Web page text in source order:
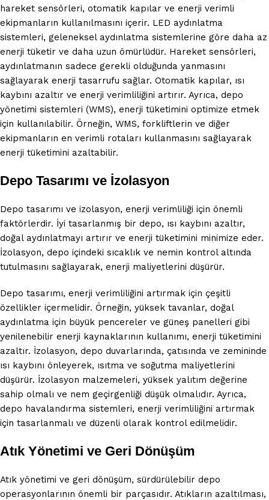
hareket sensörleri, otomatik kapılar ve enerji verimli
ekipmanların kullanılmasını içerir. LED aydınlatma
sistemleri, geleneksel aydınlatma sistemlerine göre daha az
enerji tüketir ve daha uzun ömürlüdür. Hareket sensörleri,
aydınlatmanın sadece gerekli olduğunda yanmasını
sağlayarak enerji tasarrufu sağlar. Otomatik kapılar, ısı
kaybını azaltır ve enerji verimliliğini artırır. Ayrıca, depo
yönetimi sistemleri (WMS), enerji tüketimini optimize etmek
için kullanılabilir. Örneğin, WMS, forkliftlerin ve diğer
ekipmanların en verimli rotaları kullanmasını sağlayarak
enerji tüketimini azaltabilir.
Depo Tasarımı ve İzolasyon
Depo tasarımı ve izolasyon, enerji verimliliği için önemli
faktörlerdir. İyi tasarlanmış bir depo, ısı kaybını azaltır,
doğal aydınlatmayı artırır ve enerji tüketimini minimize eder.
İzolasyon, depo içindeki sıcaklık ve nemin kontrol altında
tutulmasını sağlayarak, enerji maliyetlerini düşürür.
Depo tasarımı, enerji verimliliğini artırmak için çeşitli
özellikler içermelidir. Örneğin, yüksek tavanlar, doğal
aydınlatma için büyük pencereler ve güneş panelleri gibi
yenilenebilir enerji kaynaklarının kullanımı, enerji tüketimini
azaltır. İzolasyon, depo duvarlarında, çatısında ve zemininde
ısı kaybını önleyerek, ısıtma ve soğutma maliyetlerini
düşürür. İzolasyon malzemeleri, yüksek yalıtım değerine
sahip olmalı ve nem geçirgenliği düşük olmalıdır. Ayrıca,
depo havalandırma sistemleri, enerji verimliliğini artırmak
için tasarlanmalı ve düzenli olarak kontrol edilmelidir.
Atık Yönetimi ve Geri Dönüşüm
Atık yönetimi ve geri dönüşüm, sürdürülebilir depo
operasyonlarının önemli bir parçasıdır. Atıkların azaltılması,